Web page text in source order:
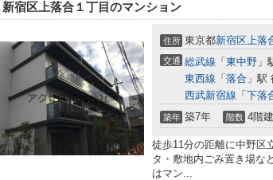
新宿区上落合１丁目のマンション
住所 東京都新宿区上落
交通 総武線 「 東中野 」
東西線 「 落合 」駅
西武新宿線 「 下落
築年 築7年 階数 4階建
徒歩11分の距離に中野区
タ・敷地内ごみ置き場な
はマン...